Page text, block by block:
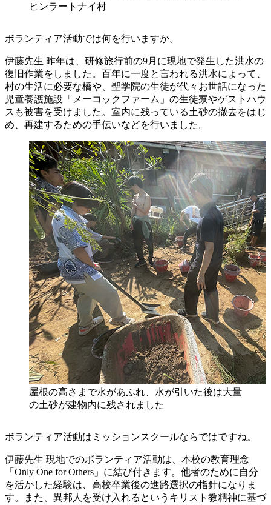
ヒンラートナイ村
ボランティア活動では何を行いますか。
伊藤先生 昨年は、研修旅行前の9月に現地で発生した洪水の
復旧作業をしました。百年に一度と言われる洪水によって、
村の生活に必要な橋や、聖学院の生徒が代々お世話になった
児童養護施設「メーコックファーム」の生徒寮やゲストハウ
スも被害を受けました。室内に残っている土砂の撤去をはじ
め、再建するための手伝いなどを行いました。
屋根の高さまで水があふれ、水が引いた後は大量
の土砂が建物内に残されました
ボランティア活動はミッションスクールならではですね。
伊藤先生 現地でのボランティア活動は、本校の教育理念
「Only One for Others」に結び付きます。他者のために自分
を活かした経験は、高校卒業後の進路選択の指針になりま
す。また、異邦人を受け入れるというキリスト教精神に基づ